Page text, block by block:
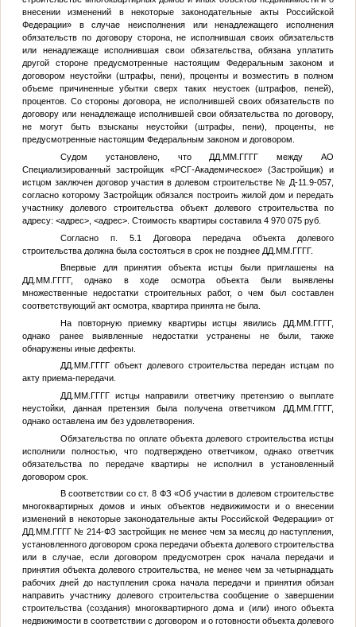
внесении изменений в некоторые законодательные акты Российской
Федерации» в случае неисполнения или ненадлежащего исполнения
обязательств по договору сторона, не исполнившая своих обязательств
или ненадлежаще исполнившая свои обязательства, обязана уплатить
другой стороне предусмотренные настоящим Федеральным законом и
договором неустойки (штрафы, пени), проценты и возместить в полном
объеме причиненные убытки сверх таких неустоек (штрафов, пеней),
процентов. Со стороны договора, не исполнившей своих обязательств по
договору или ненадлежаще исполнившей свои обязательства по договору,
не могут быть взысканы неустойки (штрафы, пени), проценты, не
предусмотренные настоящим Федеральным законом и договором.
Судом установлено, что ДД.ММ.ГГГГ между АО
Специализированный застройщик «РСГ-Академическое» (Застройщик) и
истцом заключен договор участия в долевом строительстве № Д-11.9-057,
согласно которому Застройщик обязался построить жилой дом и передать
участнику долевого строительства объект долевого строительства по
адресу: <адрес>, <адрес>. Стоимость квартиры составила 4 970 075 руб.
Согласно п. 5.1 Договора передача объекта долевого
строительства должна была состояться в срок не позднее ДД.ММ.ГГГГ.
Впервые для принятия объекта истцы были приглашены на
ДД.ММ.ГГГГ, однако в ходе осмотра объекта были выявлены
множественные недостатки строительных работ, о чем был составлен
соответствующий акт осмотра, квартира принята не была.
На повторную приемку квартиры истцы явились ДД.ММ.ГГГГ,
однако ранее выявленные недостатки устранены не были, также
обнаружены иные дефекты.
ДД.ММ.ГГГГобъект долевого строительства передан истцам по
акту приема-передачи.
ДД.ММ.ГГГГистцы направили ответчику претензию о выплате
неустойки, данная претензия была получена ответчиком ДД.ММ.ГГГГ,
однако оставлена им без удовлетворения.
Обязательства по оплате объекта долевого строительства истцы
исполнили полностью, что подтверждено ответчиком, однако ответчик
обязательства по передаче квартиры не исполнил в установленный
договором срок.
В соответствии со ст. 8 ФЗ «Об участии в долевом строительстве
многоквартирных домов и иных объектов недвижимости и о внесении
изменений в некоторые законодательные акты Российской Федерации» от
ДД.ММ.ГГГГ№ 214-ФЗ застройщик не менее чем за месяц до наступления,
установленного договором срока передачи объекта долевого строительства
или в случае, если договором предусмотрен срок начала передачи и
принятия объекта долевого строительства, не менее чем за четырнадцать
рабочих дней до наступления срока начала передачи и принятия обязан
направить участнику долевого строительства сообщение о завершении
строительства (создания) многоквартирного дома и (или) иного объекта
недвижимости в соответствии с договором и о готовности объекта долевого